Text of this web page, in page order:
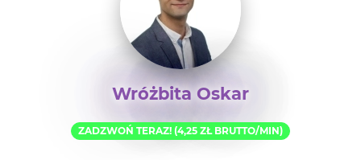
Wróżbita Oskar
ZADZWOŃ TERAZ! (4,25 ZŁ BRUTTO/MIN)